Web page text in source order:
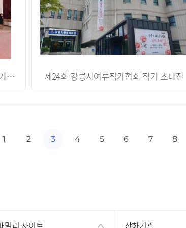
제10회 강릉시 평생학습 어울림 한마당(개막식 행사) 제24회 강릉시여류작가협회 작가 초대전
1 2 3 4 5 6 7 8
밀리 사이트 산하기관